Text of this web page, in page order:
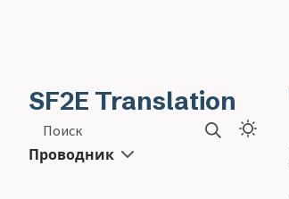
SF2E Translation
Поиск
Проводник